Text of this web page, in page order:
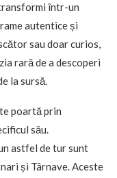
într-un
autentice și
sau doar curios,
rară de a descoperi
la sursă.
poartă prin
său.
astfel de tur sunt
și Târnave. Aceste